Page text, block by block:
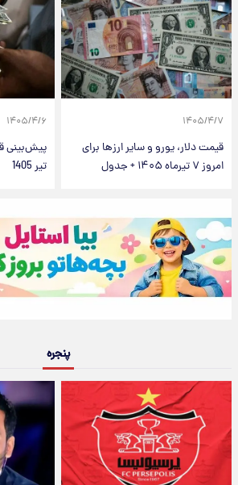
۱۴۰۵/۴/۷
قیمت دلار، یورو و سایر ارزها برای
امروز ۷ تیرماه ۱۴۰۵ + جدول
۱۴۰۵/۴/۶
تیر 1405
پنجره